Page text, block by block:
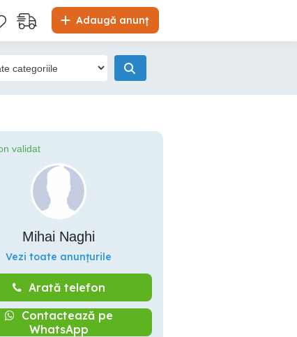
Adaugă anunț
validat
Mihai Naghi
Vezi toate anunțurile
Arată telefon
Contactează pe
WhatsApp